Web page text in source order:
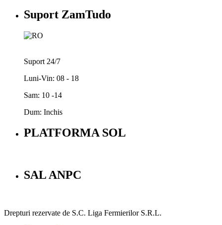
Suport ZamTudo
Suport 24/7
Luni-Vin: 08 - 18
Sam: 10 -14
Dum: Inchis
PLATFORMA SOL
SAL ANPC
Drepturi rezervate de S.C. Liga Fermierilor S.R.L.